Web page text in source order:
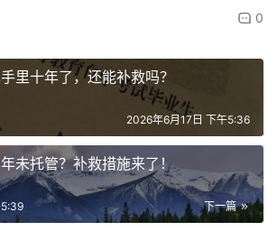
0
里十年了，还能补救吗？
2026年6月17日 下午5:36
未托管？补救措施来了！
下一篇